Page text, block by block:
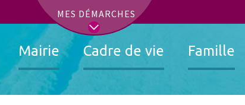
MES DÉMARCHES
Mairie Cadre de vie Famille